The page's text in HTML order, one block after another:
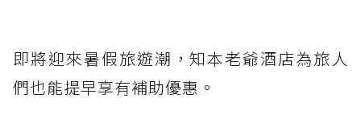
即將迎來暑假旅遊潮，知本老爺酒店為旅人
們也能提早享有補助優惠。